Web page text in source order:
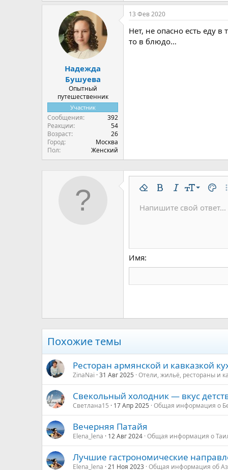
Надежда
Бушуева
Опытный
путешественник
Участник
Сообщения
392
Реакции
54
Возраст
26
Город
Москва
Пол
Женский
13 Фев 2020
Нет, не опасно есть еду
то в блюдо…
Удалить
ЖирныйКурсивРазмер
9
10
18
22
Цвет
Шрифт Arial
Tahoma
Times New Roman
Зачёркнутый
Подчёркнутый
Вставить
Спойлер
Код
Напишите свой ответ...
Имя
Похожие темы
Ресторан армянской и кавказкой
ZinaNai 31 Авг 2025 Отели, жильё, рестораны и
Свекольный холодник — вкус
Светлана15 17 Апр 2025 Общая информация о
Вечерняя Патайя
Elena_lena 12 Авг 2024 Общая информация о
Лучшие гастрономические
Elena_lena 21 Ноя 2023 Общая информация об